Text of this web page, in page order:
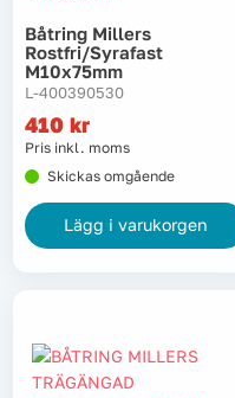
Lyft, transport &
Maskiner
Maskintillbehör &
Skydd & kläder
Båtring Millers
Rostfri/syrafast
M10x75mm
L-400390530
410 kr
Pris inkl. moms
Skickas omgående
Lägg i varukorgen